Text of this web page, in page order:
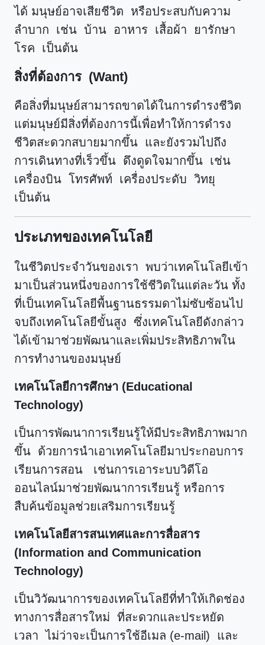
ได้ มนุษย์อาจเสียชีวิต หรือประสบกับความ
ลำบาก เช่น บ้าน อาหาร เสื้อผ้า ยารักษา
โรค เป็นต้น
สิ่งที่ต้องการ (Want)
คือสิ่งที่มนุษย์สามารถขาดได้ในการดำรงชีวิต
แต่มนุษย์มีสิ่งที่ต้องการนี้เพื่อทำให้การดำรง
ชีวิตสะดวกสบายมากขึ้น และยังรวมไปถึง
การเดินทางที่เร็วขึ้น ดึงดูดใจมากขึ้น เช่น
เครื่องบิน โทรศัพท์ เครื่องประดับ วิทยุ
เป็นต้น
ประเภทของเทคโนโลยี
ในชีวิตประจำวันของเรา พบว่าเทคโนโลยีเข้า
มาเป็นส่วนหนึ่งของการใช้ชีวิตในแต่ละวัน ทั้ง
ที่เป็นเทคโนโลยีพื้นฐานธรรมดาไม่ซับซ้อนไป
จบถึงเทคโนโลยีขั้นสูง ซึ่งเทคโนโลยีดังกล่าว
ได้เข้ามาช่วยพัฒนาและเพิ่มประสิทธิภาพใน
การทำงานของมนุษย์
เทคโนโลยีการศึกษา (Educational
Technology)
เป็นการพัฒนาการเรียนรู้ให้มีประสิทธิภาพมาก
ขึ้น ด้วยการนำเอาเทคโนโลยีมาประกอบการ
เรียนการสอน เช่นการเอาระบบวิดีโอ
ออนไลน์มาช่วยพัฒนาการเรียนรู้ หรือการ
สืบค้นข้อมูลช่วยเสริมการเรียนรู้
เทคโนโลยีสารสนเทศและการสื่อสาร
(Information and Communication
Technology)
เป็นวิวัฒนาการของเทคโนโลยีที่ทำให้เกิดช่อง
ทางการสื่อสารใหม่ ที่สะดวกและประหยัด
เวลา ไม่ว่าจะเป็นการใช้อีเมล (e-mail) และ